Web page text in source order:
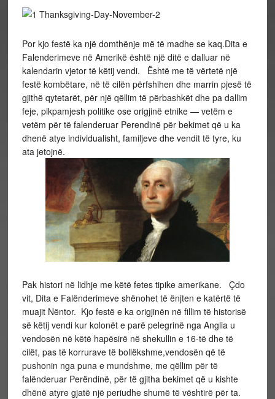
Por kjo festë ka një domthënje më të madhe se kaq.Dita e
Falenderimeve në Amerikë është një ditë e dalluar në
kalendarin vjetor të këtij vendi. Është me të vërtetë një
festë kombëtare, në të cilën përfshihen dhe marrin pjesë të
gjithë qytetarët, për një qëllim të përbashkët dhe pa dallim
feje, pikpamjesh politike ose origjinë etnike — vetëm e
vetëm për të falenderuar Perendinë për bekimet që u ka
dhenë atye individualisht, familjeve dhe vendit të tyre, ku
ata jetojnë.
Pak histori në lidhje me këtë fetes tipike amerikane. Çdo
vit, Dita e Falënderimeve shënohet të ënjten e katërtë të
muajit Nëntor. Kjo festë e ka origjinën në fillim të historisë
së këtij vendi kur kolonët e parë pelegrinë nga Anglia u
vendosën në këtë hapësirë në shekullin e 16-të dhe të
cilët, pas të korrurave të bollëkshme,vendosën që të
pushonin nga puna e mundshme, me qëllim për të
falënderuar Perëndinë, për të gjitha bekimet që u kishte
dhënë atyre gjatë një periudhe shumë të vështirë për ta.